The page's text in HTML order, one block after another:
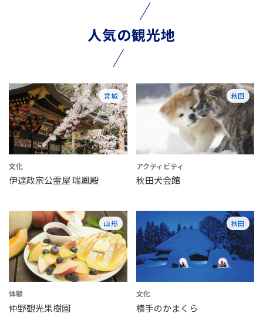
人気の観光地
宮城
文化
伊達政宗公霊屋 瑞鳳殿
秋田
アクティビティ
秋田犬会館
山形
体験
仲野観光果樹園
秋田
文化
横手のかまくら